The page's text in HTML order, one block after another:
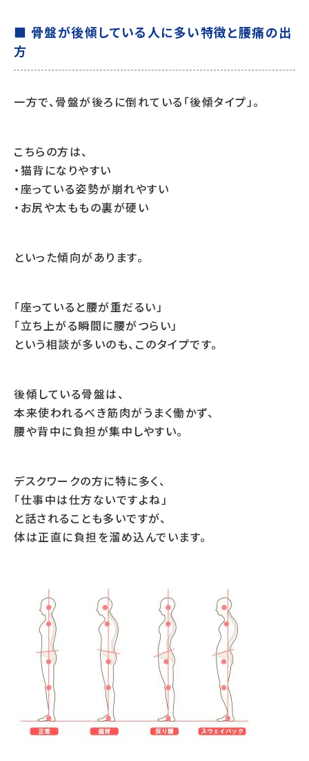
■ 骨盤が後傾している人に多い特徴と腰痛の出
方
一方で、骨盤が後ろに倒れている「後傾タイプ」。
こちらの方は、
・猫背になりやすい
・座っている姿勢が崩れやすい
・お尻や太ももの裏が硬い
といった傾向があります。
「座っていると腰が重だるい」
「立ち上がる瞬間に腰がつらい」
という相談が多いのも、このタイプです。
後傾している骨盤は、
本来使われるべき筋肉がうまく働かず、
腰や背中に負担が集中しやすい。
デスクワークの方に特に多く、
「仕事中は仕方ないですよね」
と話されることも多いですが、
体は正直に負担を溜め込んでいます。